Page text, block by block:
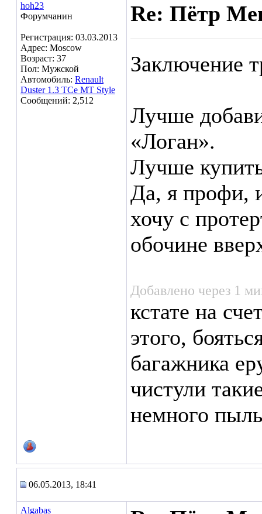
hoh23
Форумчанин
Регистрация: 03.03.2013
Адрес: Moscow
Возраст: 37
Пол: Мужской
Автомобиль: Renault
Duster 1.3 TCe MT Style
Сообщений: 2,512
Re: Пётр
Заключение
Лучше
«Логан».
Лучше
Да, я профи,
хочу с
обочине
Добавлено через 1
кстате на
этого,
багажника
чистули
немного
06.05.2013, 18:41
Algabas